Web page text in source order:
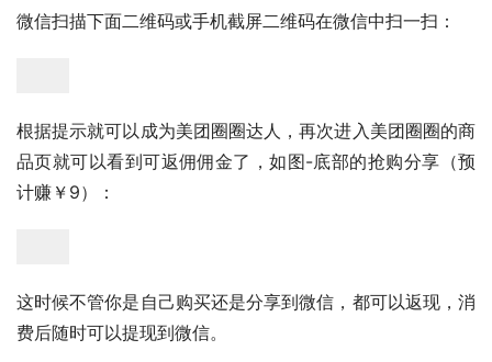
微信扫描下面二维码或手机截屏二维码在微信中扫一扫：
根据提示就可以成为美团圈圈达人，再次进入美团圈圈的商
品页就可以看到可返佣佣金了，如图-底部的抢购分享（预
计赚￥9）：
这时候不管你是自己购买还是分享到微信，都可以返现，消
费后随时可以提现到微信。